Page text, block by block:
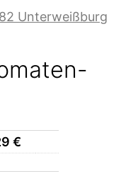
Unterweißburg
€